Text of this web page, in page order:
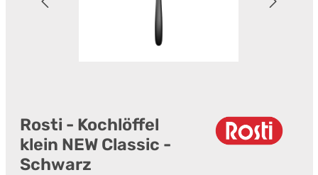
Rosti - Kochlöffel
klein NEW Classic -
Schwarz